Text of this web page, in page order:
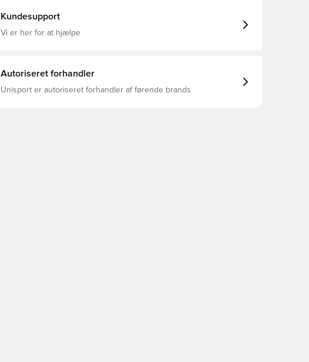
Kundesupport
Vi er her for at hjælpe
Autoriseret forhandler
Unisport er autoriseret forhandler af førende brands